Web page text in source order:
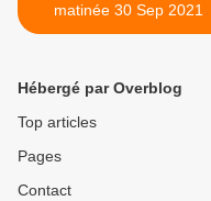
matinée 30 Sep 2021
Hébergé par Overblog
Top articles
Pages
Contact